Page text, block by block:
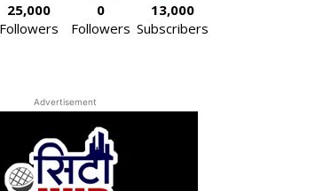
25,000
Followers
0
Followers
13,000
Subscribers
Advertisement